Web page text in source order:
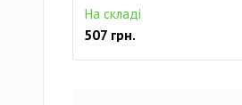
На складі
507 грн.